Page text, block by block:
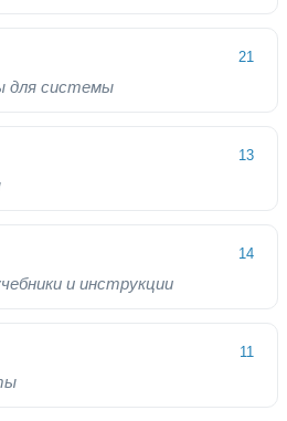
21
для системы
13
14
и инструкции
11